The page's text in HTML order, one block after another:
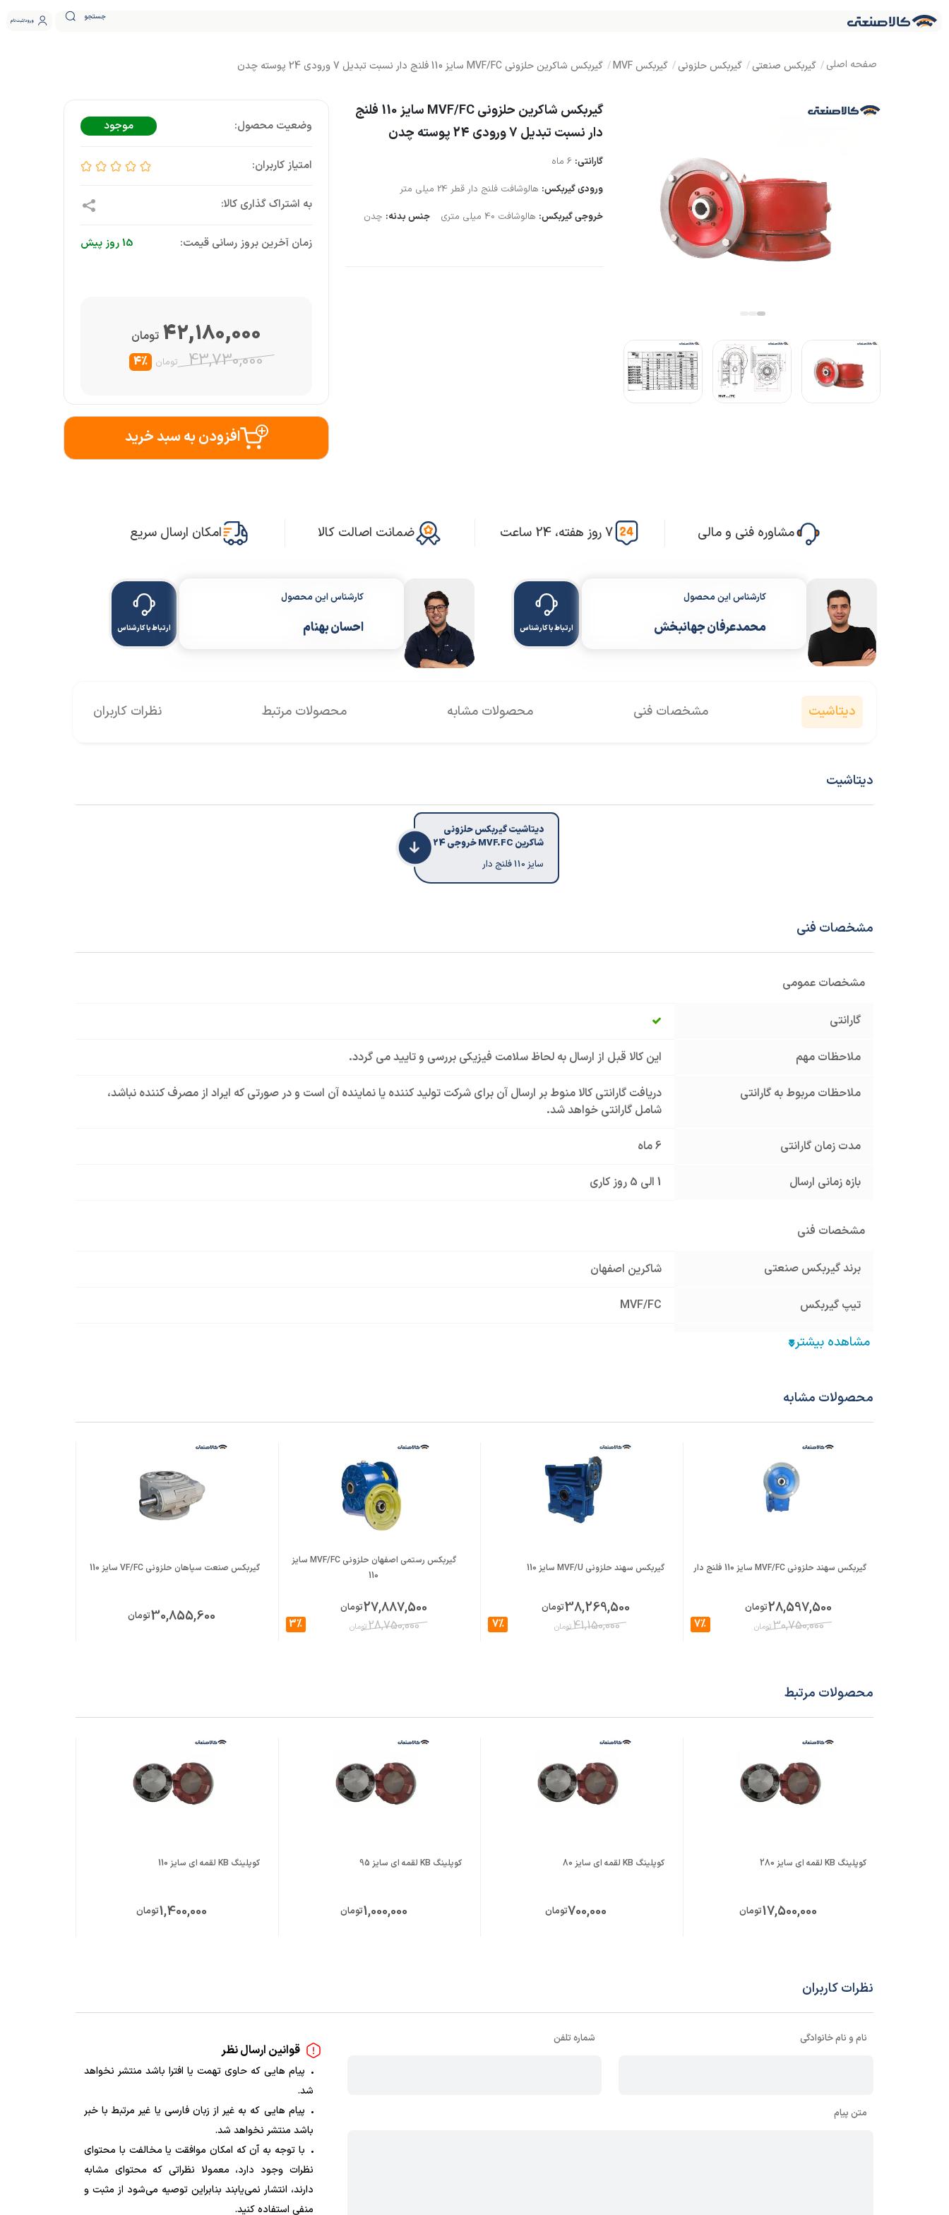
جستجو ورود ثبت نام
گیربکس صنعتی گیربکس حلزونی گیربکس MVF گیربکس شاکرین حلزونی MVF/FC سایز 110 فلنج دار نسبت تبدیل 7 ورودی 24 پوسته چدن
گیربکس شاکرین حلزونی MVF/FC سایز 110 فلنج
دار نسبت تبدیل 7 ورودی 24 پوسته چدن
گارانتی:
ورودی گیربکس: هالوشافت فلنج دار قطر 24 میلی متر
خروجی گیربکس: هالوشافت 40 میلی متری جنس بدنه: چدن
موجود
زمان آخرین بروز رسانی قیمت: 15 روز پیش
42,180,000 تومان
43,730,000 تومان 4%
افزودن به سبد خرید
مشاوره فنی و مالی 7 روز هفته، 24 ساعت ضمانت اصالت کالا امکان ارسال سریع
کارشناس این محصول
محمدعرفان جهانبخش ارتباط با کارشناس
کارشناس این محصول
احسان بهنام ارتباط با کارشناس
دیتاشیت مشخصات فنی محصولات مشابه محصولات مرتبط نظرات کاربران
دیتاشیت
دیتاشیت گیربکس حلزونی
شاکرین MVF.FC خروجی 24
سایز 110 فلنج دار
مشخصات فنی
مشخصات عمومی
گارانتی
ملاحظات مهم این کالا قبل از ارسال به لحاظ سلامت فیزیکی بررسی و تایید می گردد.
ملاحظات مربوط به گارانتی
دریافت گارانتی کالا منوط بر ارسال آن برای شرکت تولید کننده یا نماینده آن است و در صورتی که ایراد از مصرف کننده نباشد،
شامل گارانتی خواهد شد.
مدت زمان گارانتی 6 ماه
بازه زمانی ارسال 1 الی 5 روز کاری
مشخصات فنی
برند گیربکس صنعتی شاکرین اصفهان
تیپ گیربکس MVF/FC
سایز گیربکس
فریم الکتروموتور معادل
محصولات مشابه
گیربکس سهند حلزونی MVF/FC سایز 110 فلنج دار
28,597,500تومان
30,750,000تومان 7%
گیربکس سهند حلزونی MVF/U سایز 110
38,269,500تومان
41,150,000تومان 7%
گیربکس رستمی اصفهان حلزونی MVF/FC سایز
110
27,887,500تومان
28,750,000تومان 3%
گیربکس صنعت سپاهان حلزونی VF/FC سایز 110
30,855,600تومان
محصولات مرتبط
کوپلینگ KB لقمه ای سایز 280
17,500,000تومان
کوپلینگ KB لقمه ای سایز 80
700,000تومان
کوپلینگ KB لقمه ای سایز 95
1,000,000تومان
کوپلینگ KB لقمه ای سایز 110
1,400,000تومان
نظرات کاربران
قوانین ارسال نظر
پیام هایی که حاوی تهمت یا افترا باشد منتشر نخواهد
شد.
پیام هایی که به غیر از زبان فارسی یا غیر مرتبط با خبر
باشد منتشر نخواهد شد.
با توجه به آن که امکان موافقت یا مخالفت با محتوای
نظرات وجود دارد، معمولا نظراتی که محتوای مشابه
دارند، انتشار نمی‌یابند بنابراین توصیه می‌شود از مثبت و
منفی استفاده کنید.
نام و نام خانوادگی شماره تلفن
متن پیام